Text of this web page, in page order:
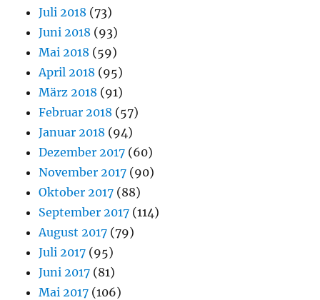
Juli 2018 (73)
Juni 2018 (93)
Mai 2018 (59)
April 2018 (95)
März 2018 (91)
Februar 2018 (57)
Januar 2018 (94)
Dezember 2017 (60)
November 2017 (90)
Oktober 2017 (88)
September 2017 (114)
August 2017 (79)
Juli 2017 (95)
Juni 2017 (81)
Mai 2017 (106)